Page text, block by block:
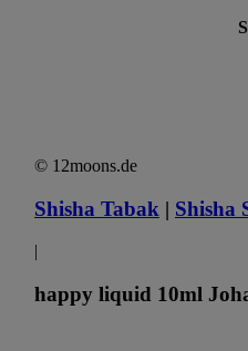
© 12moons.de
Shisha Tabak | Shisha
|
happy liquid 10ml